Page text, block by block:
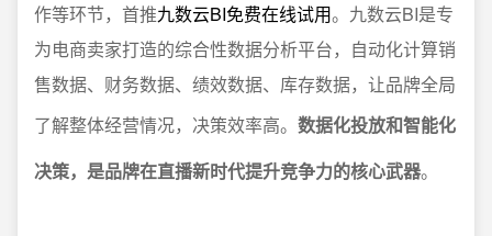
作等环节，首推九数云BI免费在线试用。九数云BI是专
为电商卖家打造的综合性数据分析平台，自动化计算销
售数据、财务数据、绩效数据、库存数据，让品牌全局
了解整体经营情况，决策效率高。 数据化投放和智能化
决策，是品牌在直播新时代提升竞争力的核心武器。